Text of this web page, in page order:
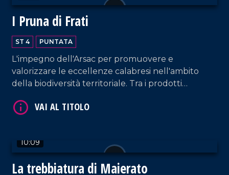
I Pruna di Frati
ST 4 PUNTATA
L'impegno dell'Arsac per promuovere e
valorizzare le eccellenze calabresi nell'ambito
della biodiversità territoriale. Tra i prodotti
Terranova Sappo Minulio.
10:09
La trebbiatura di Maierato
VAI AL TITOLO